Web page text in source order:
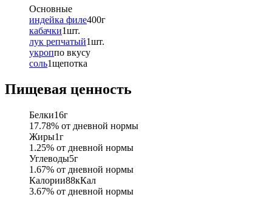
Основные
индейка филе400г
кабачки1шт.
лук репчатый1шт.
укроппо вкусу
соль1щепотка
Пищевая ценность
Белки16г
17.78% от дневной нормы
Жиры1г
1.25% от дневной нормы
Углеводы5г
1.67% от дневной нормы
Калории88кКал
3.67% от дневной нормы